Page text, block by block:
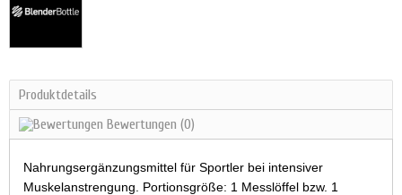
Produktdetails
Bewertungen (0)
Nahrungsergänzungsmittel für Sportler bei intensiver
Muskelanstrengung. Portionsgröße: 1 Messlöffel bzw. 1